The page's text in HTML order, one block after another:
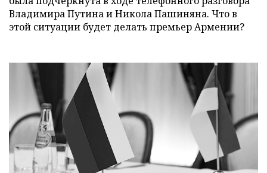
Владимира Путина и Никола Пашиняна. Что в
этой ситуации будет делать премьер Армении?